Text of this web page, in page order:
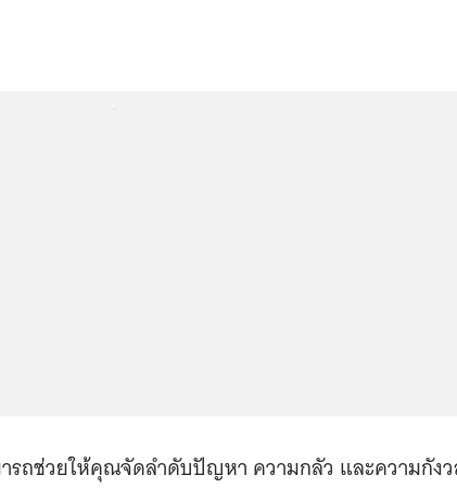
รถช่วยให้คุณจัดลำดับปัญหา ความกลัว และความกัง